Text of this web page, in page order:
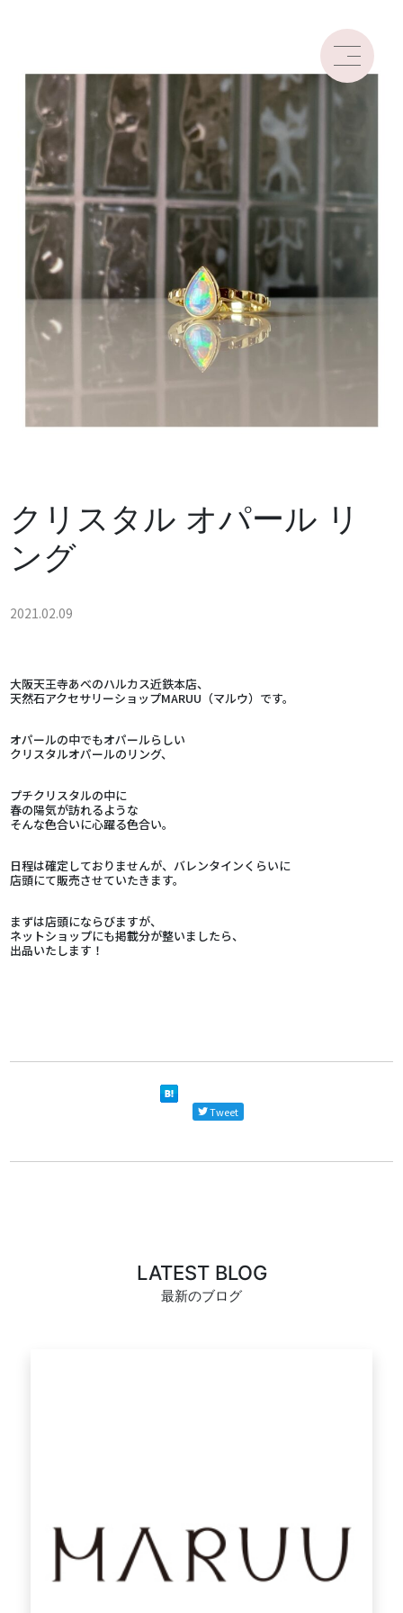
クリスタル オパール リ
ング
2021.02.09
大阪天王寺あべのハルカス近鉄本店、
天然石アクセサリーショップMARUU（マルウ）です。
オパールの中でもオパールらしい
クリスタルオパールのリング、
プチクリスタルの中に
春の陽気が訪れるような
そんな色合いに心躍る色合い。
日程は確定しておりませんが、バレンタインくらいに
店頭にて販売させていたきます。
まずは店頭にならびますが、
ネットショップにも掲載分が整いましたら、
出品いたします！
Tweet
LATEST BLOG
最新のブログ